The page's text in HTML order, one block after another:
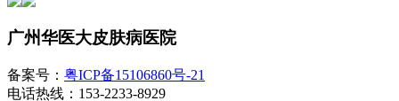
广州华医大皮肤病医院
备案号： 粤ICP备15106860号-21
电话热线：153-2233-8929